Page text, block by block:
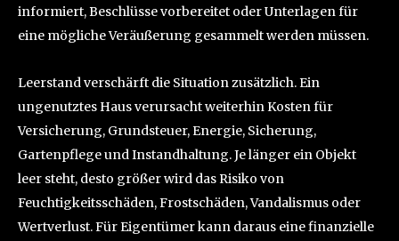
informiert, Beschlüsse vorbereitet oder Unterlagen für
eine mögliche Veräußerung gesammelt werden müssen.
Leerstand verschärft die Situation zusätzlich. Ein
ungenutztes Haus verursacht weiterhin Kosten für
Versicherung, Grundsteuer, Energie, Sicherung,
Gartenpflege und Instandhaltung. Je länger ein Objekt
leer steht, desto größer wird das Risiko von
Feuchtigkeitsschäden, Frostschäden, Vandalismus oder
Wertverlust. Für Eigentümer kann daraus eine finanzielle